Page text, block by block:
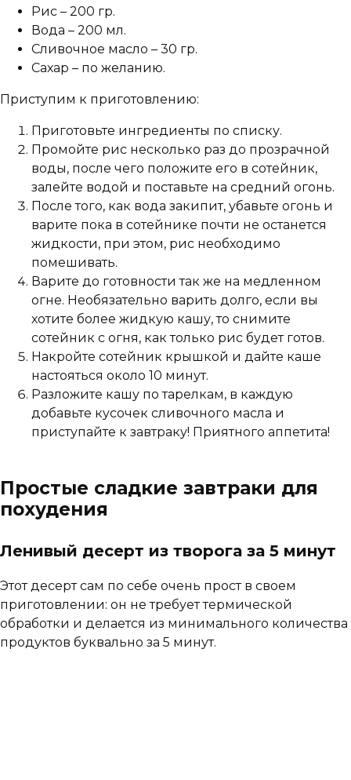
Рис – 200 гр.
Вода – 200 мл.
Сливочное масло – 30 гр.
Сахар – по желанию.
Приступим к приготовлению:
Приготовьте ингредиенты по списку.
Промойте рис несколько раз до прозрачной
воды, после чего положите его в сотейник,
залейте водой и поставьте на средний огонь.
После того, как вода закипит, убавьте огонь и
варите пока в сотейнике почти не останется
жидкости, при этом, рис необходимо
помешивать.
Варите до готовности так же на медленном
огне. Необязательно варить долго, если вы
хотите более жидкую кашу, то снимите
сотейник с огня, как только рис будет готов.
Накройте сотейник крышкой и дайте каше
настояться около 10 минут.
Разложите кашу по тарелкам, в каждую
добавьте кусочек сливочного масла и
приступайте к завтраку! Приятного аппетита!
Простые сладкие завтраки для
похудения
Ленивый десерт из творога за 5 минут
Этот десерт сам по себе очень прост в своем
приготовлении: он не требует термической
обработки и делается из минимального количества
продуктов буквально за 5 минут.